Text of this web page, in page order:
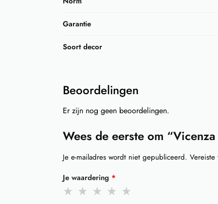
Garantie
Soort decor
Beoordelingen
Er zijn nog geen beoordelingen.
Wees de eerste om
Je e-mailadres wordt niet gepubliceerd.
Je waardering *